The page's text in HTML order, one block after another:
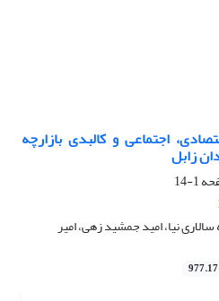
اجتماعی و کالبدی بازارچه
زابل
1-14
نیا، امید جمشید زهی، امیر